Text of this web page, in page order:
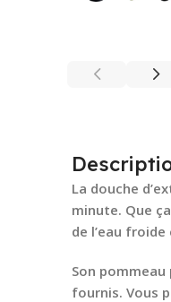
La douche
minute. Que
de l’eau
Son
fournis. Vous